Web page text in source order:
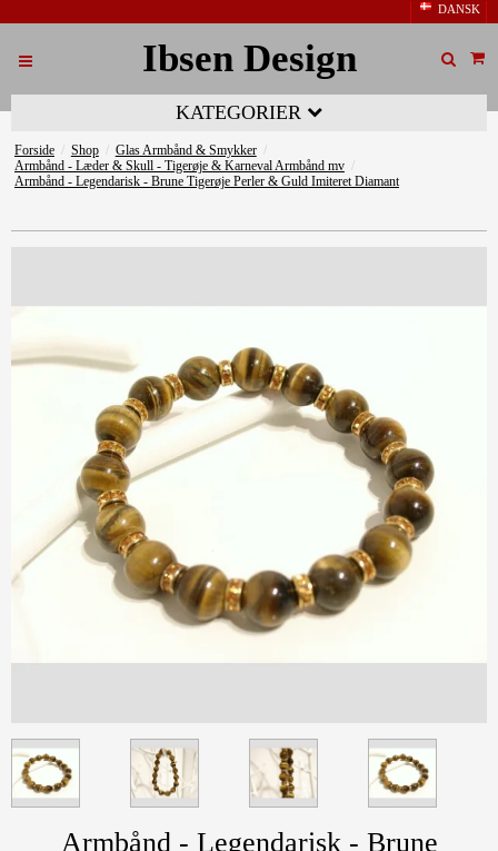
DANSK
Ibsen Design
KATEGORIER
Forside / Shop / Glas Armbånd & Smykker /
Armbånd - Læder & Skull - Tigerøje & Karneval Armbånd mv /
Armbånd - Legendarisk - Brune Tigerøje Perler & Guld Imiteret Diamant
Armbånd - Legendarisk - Brune